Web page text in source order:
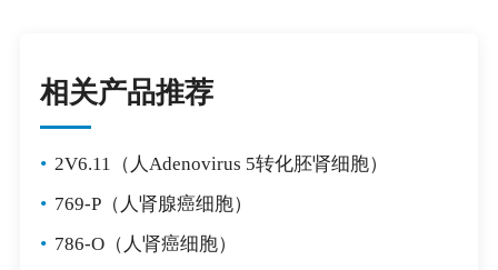
相关产品推荐
• 2V6.11（人Adenovirus 5转化胚肾细胞）
• 769-P（人肾腺癌细胞）
• 786-O（人肾癌细胞）